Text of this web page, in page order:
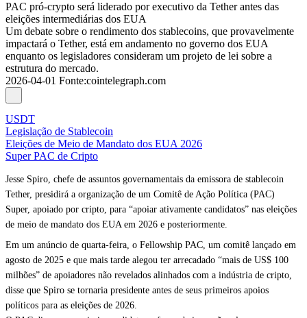
PAC pró-crypto será liderado por executivo da Tether antes das
eleições intermediárias dos EUA
Um debate sobre o rendimento dos stablecoins, que provavelmente
impactará o Tether, está em andamento no governo dos EUA
enquanto os legisladores consideram um projeto de lei sobre a
estrutura do mercado.
2026-04-01 Fonte:cointelegraph.com
USDT
Legislação de Stablecoin
Eleições de Meio de Mandato dos EUA 2026
Super PAC de Cripto
Jesse Spiro, chefe de assuntos governamentais da emissora de stablecoin
Tether, presidirá a organização de um Comitê de Ação Política (PAC)
Super, apoiado por cripto, para “apoiar ativamente candidatos” nas eleições
de meio de mandato dos EUA em 2026 e posteriormente.
Em um anúncio de quarta-feira, o Fellowship PAC, um comitê lançado em
agosto de 2025 e que mais tarde alegou ter arrecadado “mais de US$ 100
milhões” de apoiadores não revelados alinhados com a indústria de cripto,
disse que Spiro se tornaria presidente antes de seus primeiros apoios
políticos para as eleições de 2026.